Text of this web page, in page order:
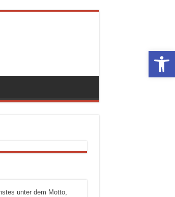
unter dem Motto,